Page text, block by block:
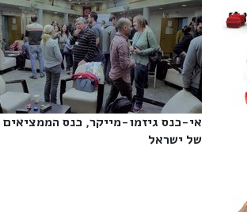
אי-כנס גיזמו-מייקר, כנס הממציאים
של ישראל‎